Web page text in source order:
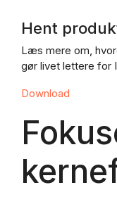
Hent
Læs mere om,
gør livet lettere for
Download